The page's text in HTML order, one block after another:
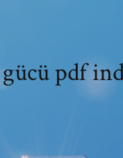
pdf